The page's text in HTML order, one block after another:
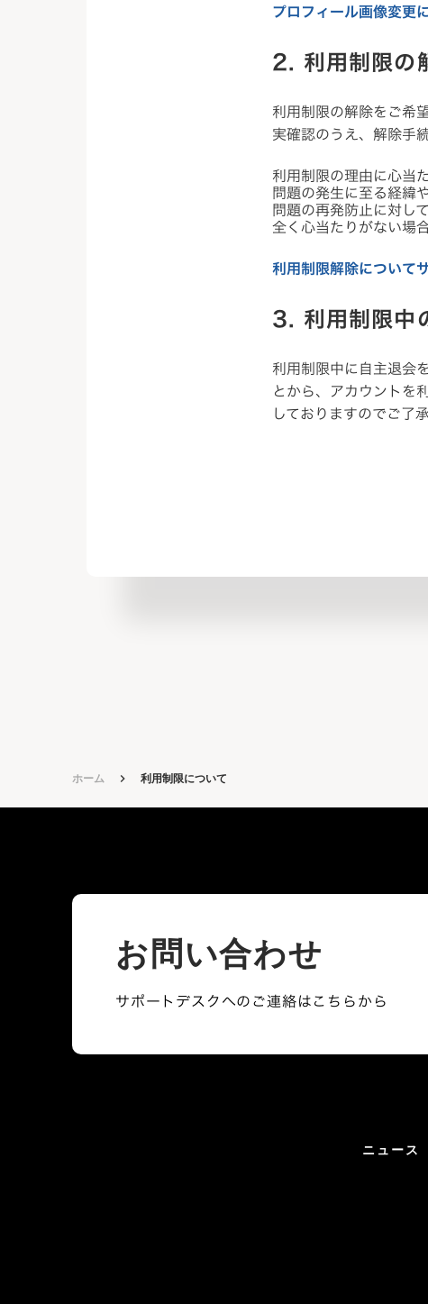
プロフィール画像変更
2. 利用制限の
利用制限の解除をご希
実確認のうえ、解除手
利用制限の理由に心当
問題の発生に至る経緯
問題の再発防止に対し
全く心当たりがない場
利用制限解除について
3. 利用制限中
利用制限中に自主退会
とから、アカウントを
しておりますのでご了
ホーム keyboard_arrow_right 利用制限について
お問い合わせ
サポートデスクへのご連絡はこちらから
ニュース